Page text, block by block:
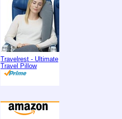
Travelrest - Ultimate
Travel Pillow